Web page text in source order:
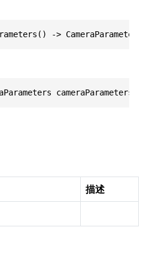
-> CameraParameters
cameraParameters()
描述